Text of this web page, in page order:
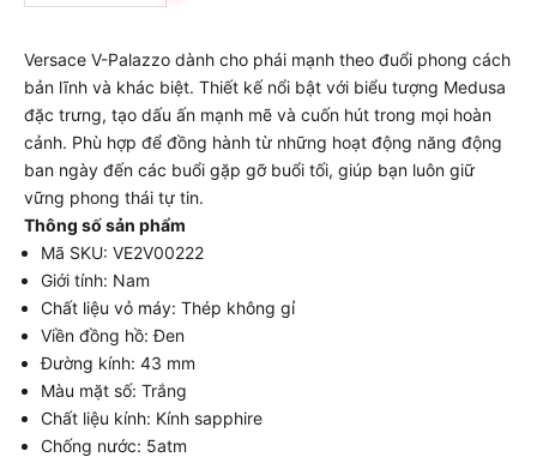
Versace V-Palazzo dành cho phái mạnh theo đuổi phong cách
bản lĩnh và khác biệt. Thiết kế nổi bật với biểu tượng Medusa
đặc trưng, tạo dấu ấn mạnh mẽ và cuốn hút trong mọi hoàn
cảnh. Phù hợp để đồng hành từ những hoạt động năng động
ban ngày đến các buổi gặp gỡ buổi tối, giúp bạn luôn giữ
vững phong thái tự tin.
Thông số sản phẩm
Mã SKU: VE2V00222
Giới tính: Nam
Chất liệu vỏ máy: Thép không gỉ
Viền đồng hồ: Đen
Đường kính: 43 mm
Màu mặt số: Trắng
Chất liệu kính: Kính sapphire
Chống nước: 5atm